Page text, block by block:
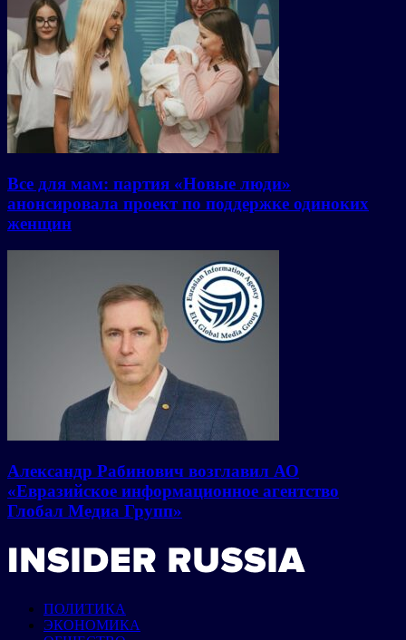
Все для мам: партия «Новые люди»
анонсировала проект по поддержке одиноких
женщин
Александр Рабинович возглавил АО
«Евразийское информационное агентство
Глобал Медиа Групп»
ПОЛИТИКА
ЭКОНОМИКА